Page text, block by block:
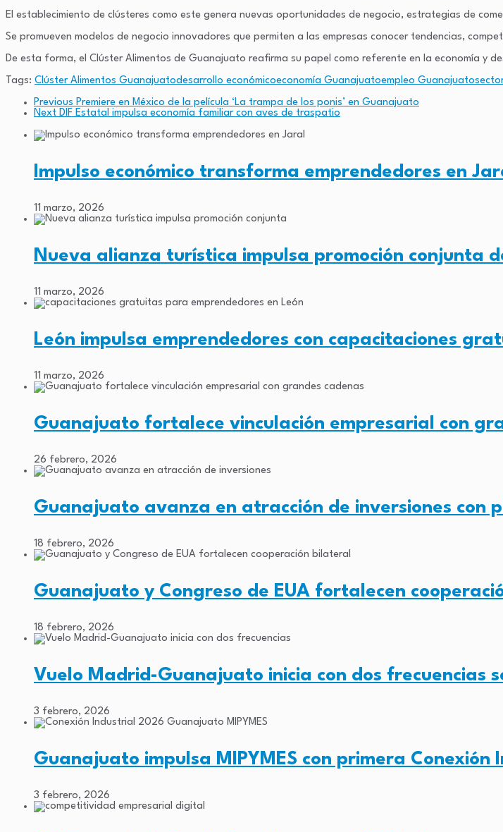
El establecimiento de clústeres como este genera nuevas oportunidades de negocio, estrategias de
Se promueven modelos de negocio innovadores que permiten a las empresas conocer tendencias,
De esta forma, el Clúster Alimentos de Guanajuato reafirma su papel como referente en la economía y
Tags: Clúster Alimentos Guanajuatodesarrollo económicoeconomía Guanajuatoempleo Guanajuato
Previous Premiere en México de la película ‘La trampa de los ponis’ en Guanajuato
Next DIF Estatal impulsa economía familiar con aves de traspatio
Impulso económico transforma emprendedores en
11 marzo, 2026
Nueva alianza turística impulsa promoción conjunta
11 marzo, 2026
León impulsa emprendedores con capacitaciones
11 marzo, 2026
Guanajuato fortalece vinculación empresarial con
26 febrero, 2026
Guanajuato avanza en atracción de inversiones con
18 febrero, 2026
Guanajuato y Congreso de EUA fortalecen
18 febrero, 2026
Vuelo Madrid-Guanajuato inicia con dos frecuencias
3 febrero, 2026
Guanajuato impulsa MIPYMES con primera Conexión
3 febrero, 2026